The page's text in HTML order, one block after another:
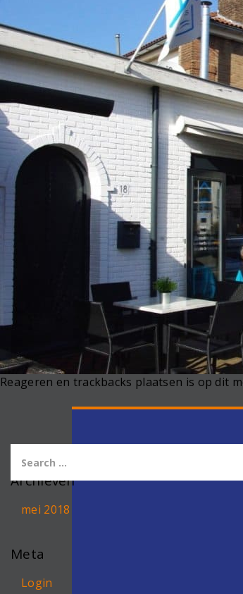
Reageren en trackbacks plaatsen is op dit
Archieven
mei 2018
Meta
Login